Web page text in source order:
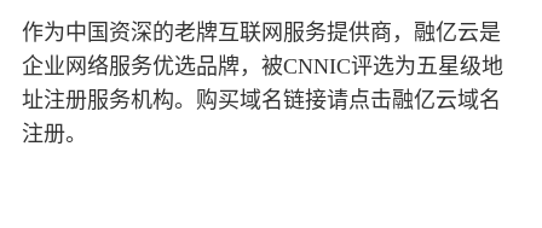
作为中国资深的老牌互联网服务提供商，融亿云是
企业网络服务优选品牌，被CNNIC评选为五星级地
址注册服务机构。购买域名链接请点击融亿云域名
注册。